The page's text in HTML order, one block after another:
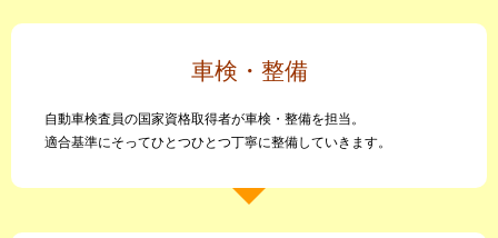
車検・整備
自動車検査員の国家資格取得者が車検・整備を担当。
適合基準にそってひとつひとつ丁寧に整備していきます。